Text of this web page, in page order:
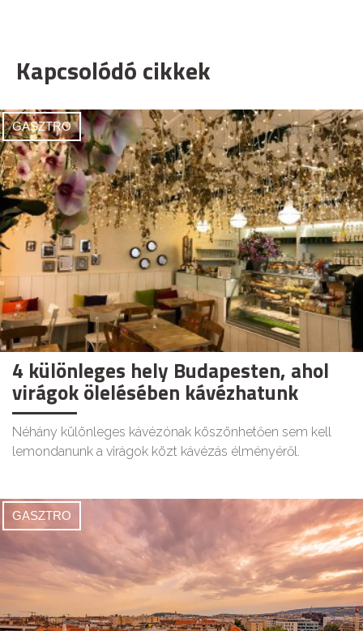
Kapcsolódó cikkek
GASZTRO
4 különleges hely Budapesten, ahol
virágok ölelésében kávézhatunk
Néhány különleges kávézónak köszönhetően sem kell
lemondanunk a virágok közt kávézás élményéről.
GASZTRO